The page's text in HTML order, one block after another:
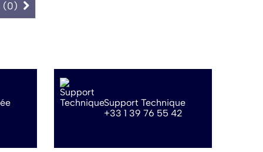
(0)
Support Technique
+33 1 39 76 55 42